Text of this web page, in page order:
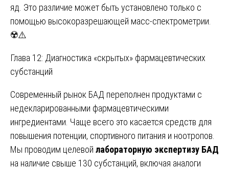
яд. Это различие может быть установлено только с
помощью высокоразрешающей масс-спектрометрии.
☢️⚠️
Глава 12: Диагностика «скрытых» фармацевтических
субстанций
Современный рынок БАД переполнен продуктами с
недекларированными фармацевтическими
ингредиентами. Чаще всего это касается средств для
повышения потенции, спортивного питания и ноотропов.
Мы проводим целевой лабораторную экспертизу БАД
на наличие свыше 130 субстанций, включая аналоги